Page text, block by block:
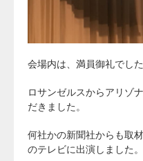
会場内は、満員御礼でした
ロサンゼルスからアリゾ
だきました。
何社かの新聞社からも取
のテレビに出演しました。